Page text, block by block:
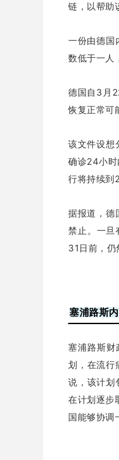
链，以帮助
一份由德国
数低于一人
德国自3月
恢复正常可
该文件设想
确诊24小时
行将持续到
据报道，德
禁止。一旦
31日前，仍
塞浦路斯
塞浦路斯
划，在流行
说，该计划
在计划逐步
国能够协调